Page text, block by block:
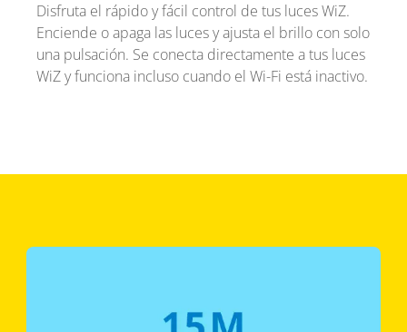
Disfruta el rápido y fácil control de tus luces WiZ.
Enciende o apaga las luces y ajusta el brillo con solo
una pulsación. Se conecta directamente a tus luces
WiZ y funciona incluso cuando el Wi-Fi está inactivo.